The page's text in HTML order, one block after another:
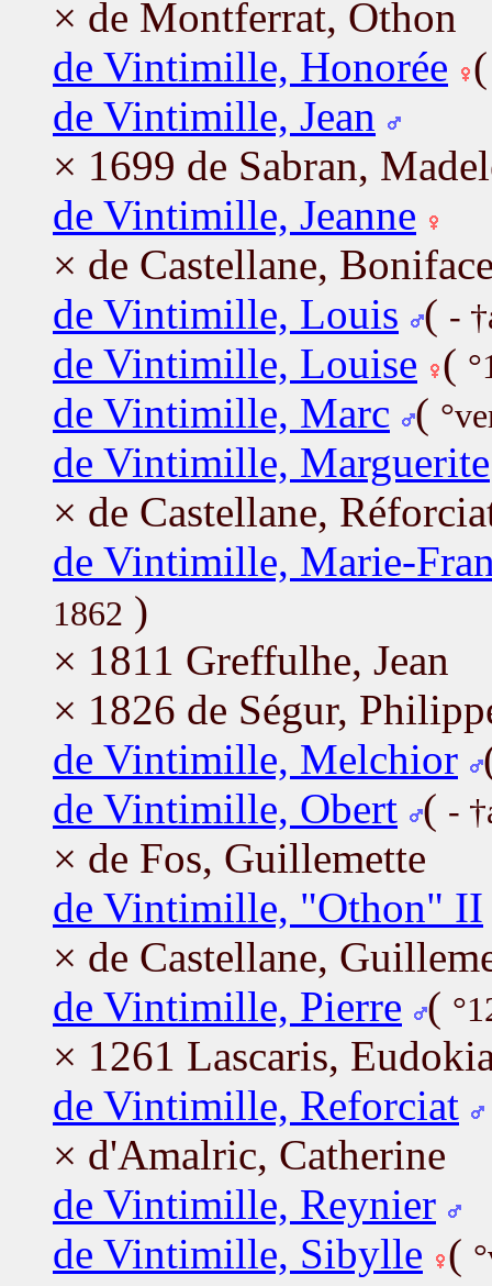
× de Montferrat, Othon
de Vintimille, Honorée
de Vintimille, Jean
× 1699 de Sabran,
de Vintimille, Jeanne
× de Castellane,
de Vintimille, Louis ( -
de Vintimille, Louise (
de Vintimille, Marc (
de Vintimille, Marguerite
× de Castellane,
de Vintimille, Marie-
1862 )
× 1811 Greffulhe, Jean
× 1826 de Ségur,
de Vintimille, Melchior
de Vintimille, Obert ( -
× de Fos, Guillemette
de Vintimille, "Othon" II
× de Castellane,
de Vintimille, Pierre (
× 1261 Lascaris,
de Vintimille, Reforciat
× d'Amalric, Catherine
de Vintimille, Reynier
de Vintimille, Sibylle (